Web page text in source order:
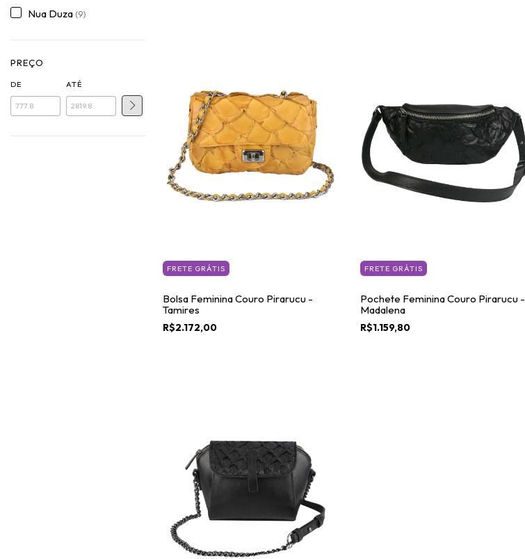
Nua Duza (9)
PREÇO
DE ATÉ
FRETE GRÁTIS
Bolsa Feminina Couro Pirarucu -
Tamires
R$2.172,00
FRETE GRÁTIS
Pochete Feminina Couro Pirarucu -
Madalena
R$1.159,80